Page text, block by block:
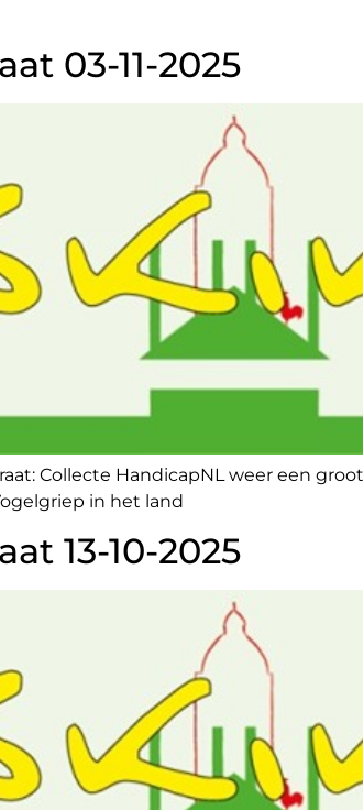
03-11-2025
Collecte HandicapNL weer een
in het land
13-10-2025